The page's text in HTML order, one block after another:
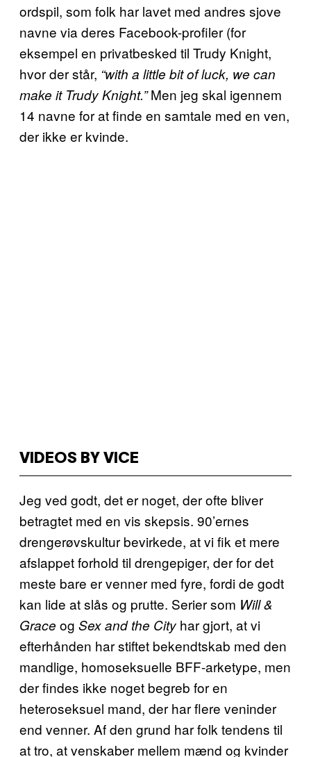
ordspil, som folk har lavet med andres sjove
navne via deres Facebook-profiler (for
eksempel en privatbesked til Trudy Knight,
hvor der står, “with a little bit of luck, we can
make it Trudy Knight.”Men jeg skal igennem
14 navne for at finde en samtale med en ven,
der ikke er kvinde.
VIDEOS BY VICE
Jeg ved godt, det er noget, der ofte bliver
betragtet med en vis skepsis. 90’ernes
drengerøvskultur bevirkede, at vi fik et mere
afslappet forhold til drengepiger, der for det
meste bare er venner med fyre, fordi de godt
kan lide at slås og prutte. Serier som Will &
Grace og Sex and the City har gjort, at vi
efterhånden har stiftet bekendtskab med den
mandlige, homoseksuelle BFF-arketype, men
der findes ikke noget begreb for en
heteroseksuel mand, der har flere veninder
end venner. Af den grund har folk tendens til
at tro, at venskaber mellem mænd og kvinder